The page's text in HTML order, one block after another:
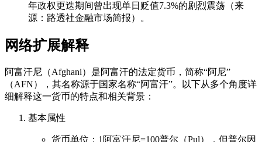
年政权更迭期间曾出现单日贬值7.3%的剧烈震荡（来
源：路透社金融市场简报）。
网络扩展解释
阿富汗尼（Afghani）是阿富汗的法定货币，简称“阿尼”
（AFN），其名称源于国家名称“阿富汗”。以下从多个角度详
细解释这一货币的特点和相关背景：
基本属性
货币单位：1阿富汗尼=100普尔（Pul），但普尔因